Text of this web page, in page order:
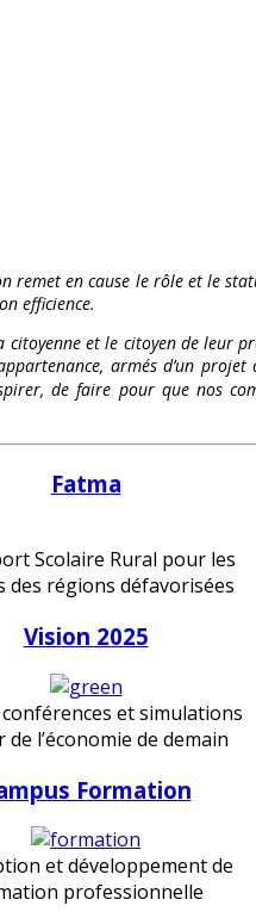
remet en cause le rôle et le
efficience.
et le citoyen de leur
armés d’un
de faire pour que nos
Fatma
Scolaire Rural pour les
des régions défavorisées
Vision 2025
et simulations
l’économie de demain
Formation
et développement de
professionnelle